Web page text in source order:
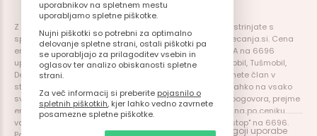
Z uporabo storitve potrjujete, da ste polnoletni in da se strinjate s
splošnimi pogoji uporabe storitve, ki so objavljeni na srecanja.si. Cena
enega prejetega SMS-a je 0,99 eur z ddv. S poslanim DA na 6696
uporabniki mobilnih operaterjev, Telekom Slovenije, Simobil, Tušmobil,
Debitel, Bob in Izimobil potrdite splošne pogoje in postanete član v
storitvi ter lahko pričnete z SMS pogovorom. Uporabnik lahko na vsako
svoje posamezno SMS sporočilo poslano v okviru SMS pogovora, prejme
eno plačljivo SMS sporočilo. Vaš poslani SMS se obračuna po ceniku
vašega operaterja. Za odjavo od storitve pošljite SMS "stop" na 6696.
©2026 Srecanja.si. Vse pravice pridržane! | Pogoji uporabe
uporabnikov na spletnem mestu
uporabljamo spletne piškotke.
Nujni piškotki so potrebni za optimalno
delovanje spletne strani, ostali piškotki pa
se uporabljajo za prilagoditev vsebin in
oglasov ter analizo obiskanosti spletne
strani.
Za več informacij si preberite pojasnilo o
spletnih piškotkih, kjer lahko vedno zavrnete
posamezne spletne piškotke.